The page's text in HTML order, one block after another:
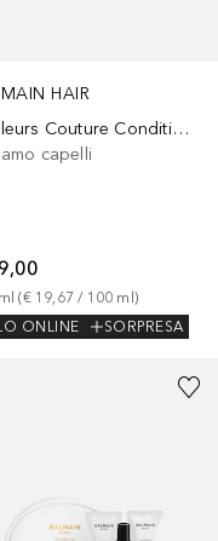
HAIR
Couleurs Couture Conditioner
capelli
ml (€ 19,67 / 100 ml)
ONLINE
SORPRESA